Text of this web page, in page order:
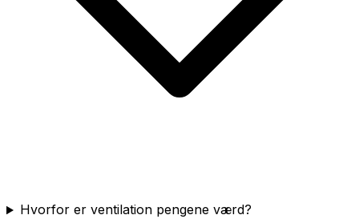
Hvorfor er ventilation pengene værd?